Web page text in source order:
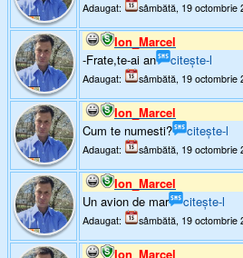
Adaugat: sâmbătă, 19 octombrie
Ion_Marcel
-Frate,te-ai an
citește-l
Adaugat: sâmbătă, 19 octombrie
Ion_Marcel
Cum te numesti?
citește-l
Adaugat: sâmbătă, 19 octombrie
Ion_Marcel
Un avion de mar
citește-l
Adaugat: sâmbătă, 19 octombrie
Ion_Marcel